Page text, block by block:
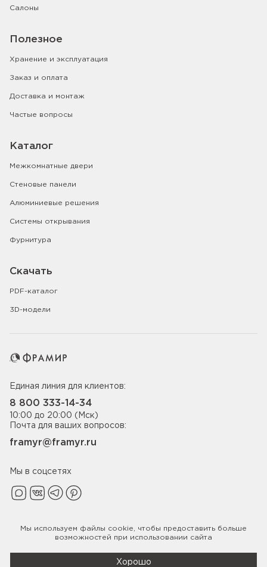
Салоны
Полезное
Хранение и эксплуатация
Заказ и оплата
Доставка и монтаж
Частые вопросы
Каталог
Межкомнатные двери
Стеновые панели
Алюминиевые решения
Системы открывания
Фурнитура
Скачать
PDF-каталог
3D-модели
Единая линия для клиентов:
8 800 333-14-34
10:00 до 20:00 (Мск)
Почта для ваших вопросов:
framyr@framyr.ru
Мы в соцсетях
Политика конфиденциальности
Мы используем файлы cookie , чтобы предоставить больше
возможностей при использовании сайта
Хорошо